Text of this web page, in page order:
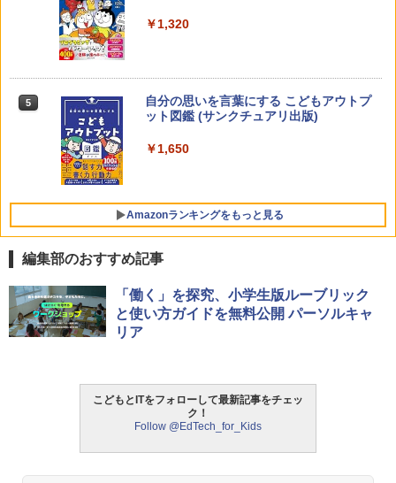
￥2,200
5
ゼロからわかる！ みるみる図形に強く
なるマンガ
￥1,430
くもん出版(KUMON PUBLISHING) ロジ
￥2,127
ンツが1年間使い放題
￥26,980
￥1,320
5
自分の思いを言葉にする こどもアウトプ
ット図鑑 (サンクチュアリ出版)
￥1,650
Amazonランキングをもっと見る
1
ThinkFun ボードゲーム 「サーキット・
メイズ」 配線回路をプログラミングする
日本語説明書付 8歳~ 76341 誕生日 クリ
モルカ: 原子・分子に強くなるカードゲ
ーム
編集部のおすすめ記事
「働く」を探究、小学生版ルーブリック
と使い方ガイドを無料公開 パーソルキャ
リア
こどもとITをフォローして最新記事をチェッ
ク！
Follow @EdTech_for_Kids